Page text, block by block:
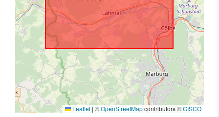
Leaflet | ©OpenStreetMapcontributors ©GISCO